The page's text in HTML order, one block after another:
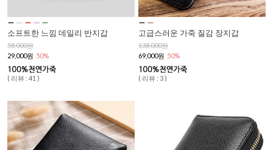
소프트한 느낌 데일리 반지갑
58,000원
29,000원 50%
( 리뷰 : 41 )
고급스러운 가죽 질감 장지갑
138,000원
69,000원 50%
( 리뷰 : 3 )